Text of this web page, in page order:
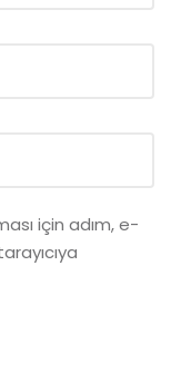
için adım, e-